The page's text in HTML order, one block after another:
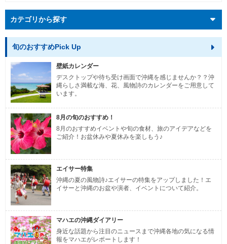
カテゴリから探す
旬のおすすめPick Up
壁紙カレンダー
デスクトップや待ち受け画面で沖縄を感じませんか？？沖
縄らしさ満載な海、花、風物詩のカレンダーをご用意して
います。
8月の旬のおすすめ！
8月のおすすめイベントや旬の食材、旅のアイデアなどを
ご紹介！お盆休みや夏休みを楽しもう♪
エイサー特集
沖縄の夏の風物詩♪エイサーの特集をアップしました！エ
イサーと沖縄のお盆や演者、イベントについて紹介。
マハエの沖縄ダイアリー
身近な話題から注目のニュースまで沖縄各地の気になる情
報をマハエがレポートします！